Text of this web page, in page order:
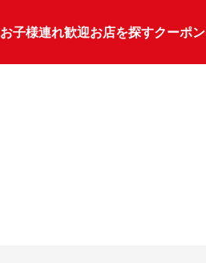
お子様連れ歓迎お店を探すクーポン